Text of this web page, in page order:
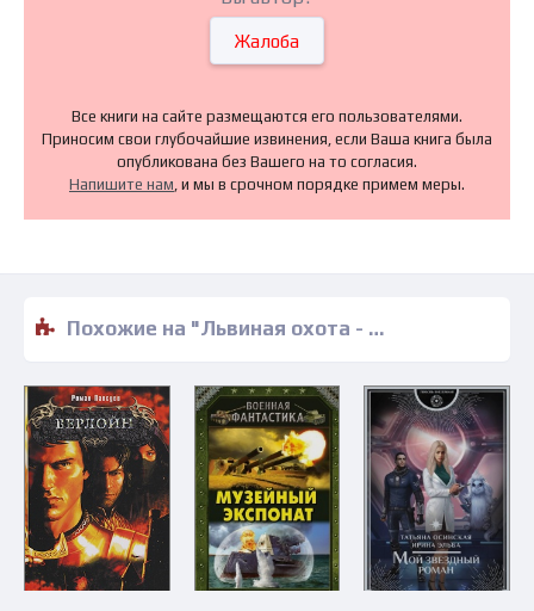
Жалоба
Все книги на сайте размещаются его пользователями.
Приносим свои глубочайшие извинения, если Ваша книга была
опубликована без Вашего на то согласия.
Напишите нам , и мы в срочном порядке примем меры.
Похожие на "Львиная охота - Александр Щеголев" книги читать бесплатно полные версии